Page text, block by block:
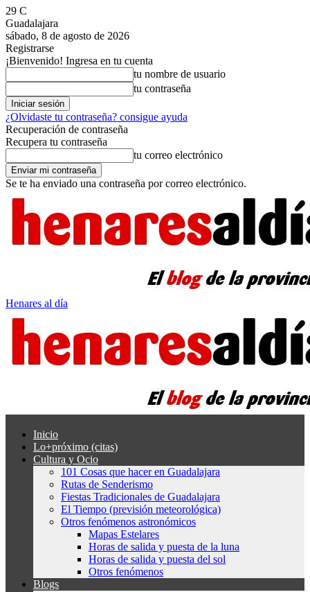
29 C
Guadalajara
sábado, 8 de agosto de 2026
Registrarse
¡Bienvenido! Ingresa en tu cuenta
tu nombre de usuario
tu contraseña
¿Olvidaste tu contraseña? consigue ayuda
Recuperación de contraseña
Recupera tu contraseña
tu correo electrónico
Se te ha enviado una contraseña por correo electrónico.
Henares al día
Inicio
Lo+próximo (citas)
Cultura y Ocio
101 Cosas que hacer en Guadalajara
Rutas de Senderismo
Fiestas Tradicionales de Guadalajara
El Tiempo (previsión meteorológica)
Otros fenómenos astronómicos
Mapas Estelares
Horas de salida y puesta de la luna
Horas de salida y puesta del sol
Otros fenómenos
Blogs